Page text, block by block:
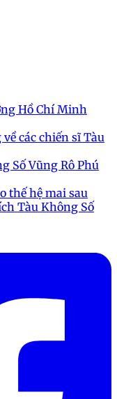
Hồ Chí Minh
các chiến sĩ Tàu
Số Vũng Rô Phú
thế hệ mai sau
Tàu Không Số